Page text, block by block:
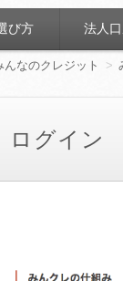
ング
び方 法人
んなのクレジット
ログイン